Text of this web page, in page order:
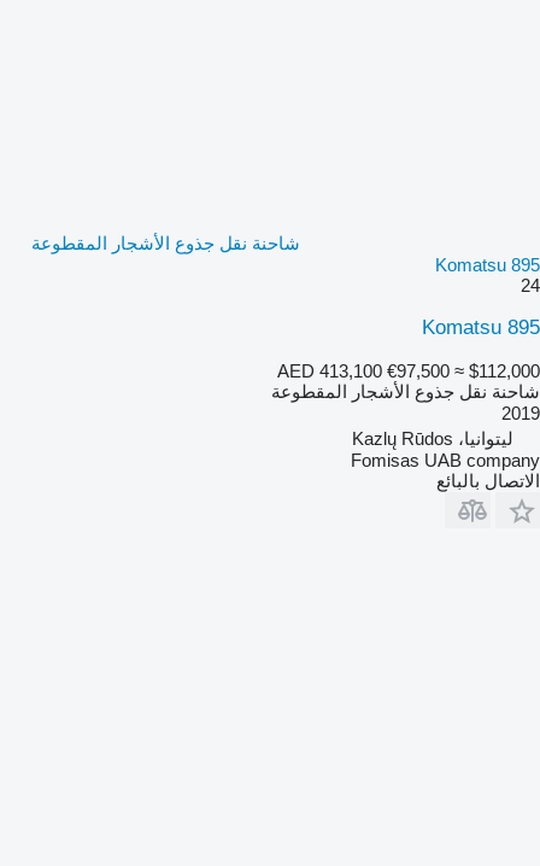
شاحنة نقل جذوع الأشجار المقطوعة
Komatsu 895
24
Komatsu 895
AED 413,100 €97,500 ≈ $112,000
شاحنة نقل جذوع الأشجار المقطوعة
2019
ليتوانيا، Kazlų Rūdos
Fomisas UAB company
الاتصال بالبائع